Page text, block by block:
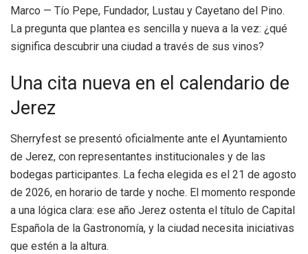
Marco — Tío Pepe, Fundador, Lustau y Cayetano del Pino.
La pregunta que plantea es sencilla y nueva a la vez: ¿qué
significa descubrir una ciudad a través de sus vinos?
Una cita nueva en el calendario de
Jerez
Sherryfest se presentó oficialmente ante el Ayuntamiento
de Jerez, con representantes institucionales y de las
bodegas participantes. La fecha elegida es el 21 de agosto
de 2026, en horario de tarde y noche. El momento responde
a una lógica clara: ese año Jerez ostenta el título de Capital
Española de la Gastronomía, y la ciudad necesita iniciativas
que estén a la altura.